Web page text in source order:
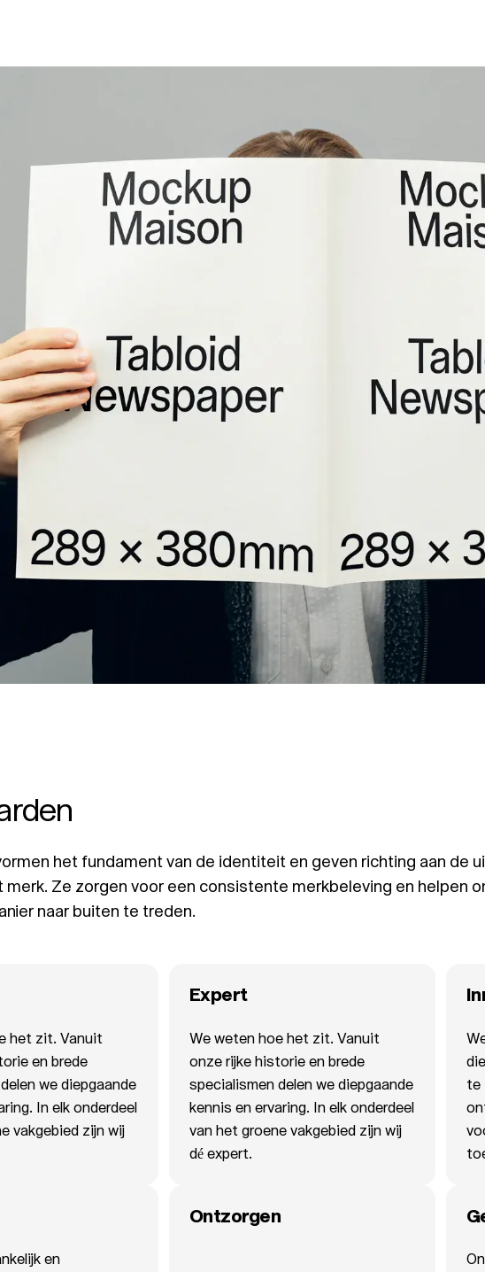
het fundament van de identiteit en geven richting aan de
merk. Ze zorgen voor een consistente merkbeleving en helpen
naar buiten te treden.
het zit. Vanuit
en brede
we diepgaande
In elk onderdeel
vakgebied zijn wij
Expert
We weten hoe het zit. Vanuit
onze rijke historie en brede
specialismen delen we diepgaande
kennis en ervaring. In elk onderdeel
van het groene vakgebied zijn wij
dé expert.
te
en
Ontzorgen